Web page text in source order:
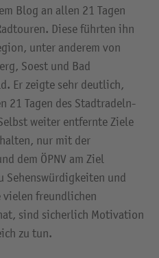
Blog an allen 21 Tagen
Diese führten ihn
unter anderem von
Soest und Bad
Er zeigte sehr deutlich,
21 Tagen des Stadtradeln-
weiter entfernte Ziele
nur mit der
dem ÖPNV am Ziel
Sehenswürdigkeiten und
vielen freundlichen
sind sicherlich Motivation
zu tun.